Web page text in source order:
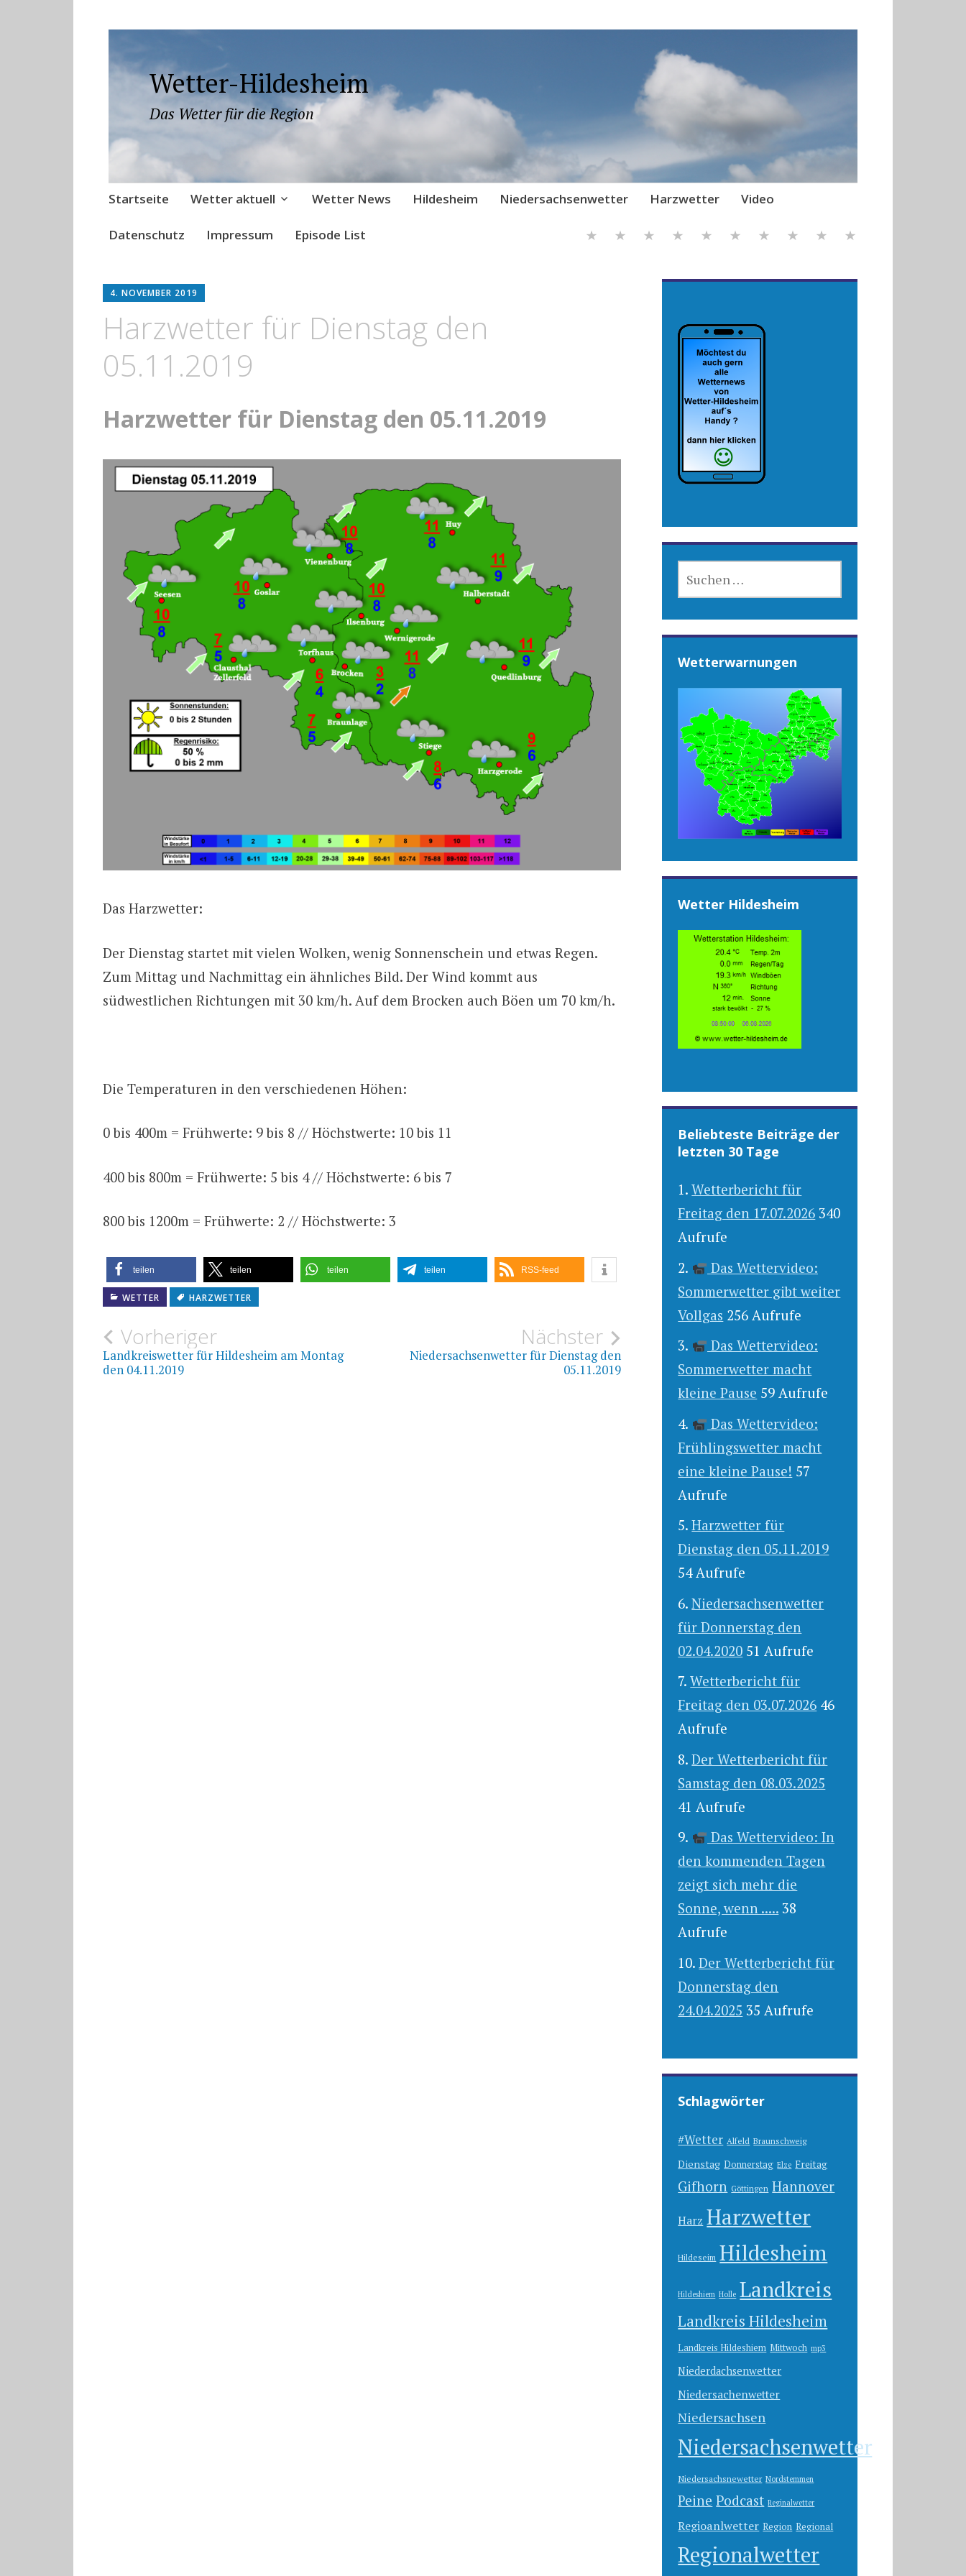
Wetter-Hildesheim
Das Wetter für die Region
Zum
springen
Startseite Wetter aktuell Wetter News Hildesheim Niedersachsenwetter Harzwetter Video
Datenschutz Impressum Episode List
4. NOVEMBER 2019
Harzwetter für Dienstag den
05.11.2019
Harzwetter für Dienstag den 05.11.2019
Das Harzwetter:
Der Dienstag startet mit vielen Wolken, wenig Sonnenschein und etwas Regen.
Zum Mittag und Nachmittag ein ähnliches Bild. Der Wind kommt aus
südwestlichen Richtungen mit 30 km/h. Auf dem Brocken auch Böen um 70 km/h.
Die Temperaturen in den verschiedenen Höhen:
0 bis 400m = Frühwerte: 9 bis 8 // Höchstwerte: 10 bis 11
400 bis 800m = Frühwerte: 5 bis 4 // Höchstwerte: 6 bis 7
800 bis 1200m = Frühwerte: 2 // Höchstwerte: 3
teilen teilen teilen teilen RSS-feed
WETTER HARZWETTER
Beitragsnavigation
Vorheriger
Landkreiswetter für Hildesheim am Montag
den 04.11.2019
Nächster
Niedersachsenwetter für Dienstag den
05.11.2019
NACH:
Wetterwarnungen
Wetter Hildesheim
Beliebteste Beiträge der
letzten 30 Tage
Wetterbericht für
Freitag den 17.07.2026 340
Aufrufe
Das Wettervideo:
Sommerwetter gibt weiter
Vollgas 256 Aufrufe
Das Wettervideo:
Sommerwetter macht
kleine Pause 59 Aufrufe
Das Wettervideo:
Frühlingswetter macht
eine kleine Pause! 57
Aufrufe
Harzwetter für
Dienstag den 05.11.2019
54 Aufrufe
Niedersachsenwetter
für Donnerstag den
02.04.2020 51 Aufrufe
Wetterbericht für
Freitag den 03.07.2026 46
Aufrufe
Der Wetterbericht für
Samstag den 08.03.2025
41 Aufrufe
Das Wettervideo: In
den kommenden Tagen
zeigt sich mehr die
Sonne, wenn ..... 38
Aufrufe
Der Wetterbericht für
Donnerstag den
24.04.2025 35 Aufrufe
Schlagwörter
#Wetter Alfeld Braunschweig
Dienstag Donnerstag Elze Freitag
Gifhorn Göttingen Hannover
Harz Harzwetter
Hildeseim Hildesheim
Hildeshiem Holle Landkreis
Landkreis Hildesheim
Landkreis Hildeshiem Mittwoch mp3
Niederdachsenwetter
Niedersachenwetter
Niedersachsen
Niedersachsenwetter
Niedersachsnewetter Nordstemmen
Peine Podcast Reginalwetter
Regioanlwetter Region Regional
Regionalwetter